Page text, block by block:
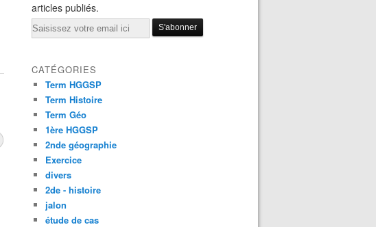
articles publiés.
Email
CATÉGORIES
Term HGGSP
Term Histoire
Term Géo
1ère HGGSP
2nde géographie
Exercice
divers
2de - histoire
jalon
étude de cas